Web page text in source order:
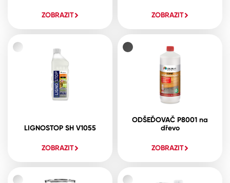
ZOBRAZIT ZOBRAZIT
LIGNOSTOP SH V1055
ZOBRAZIT
ODŠEĎOVAČ P8001 na
dřevo
ZOBRAZIT